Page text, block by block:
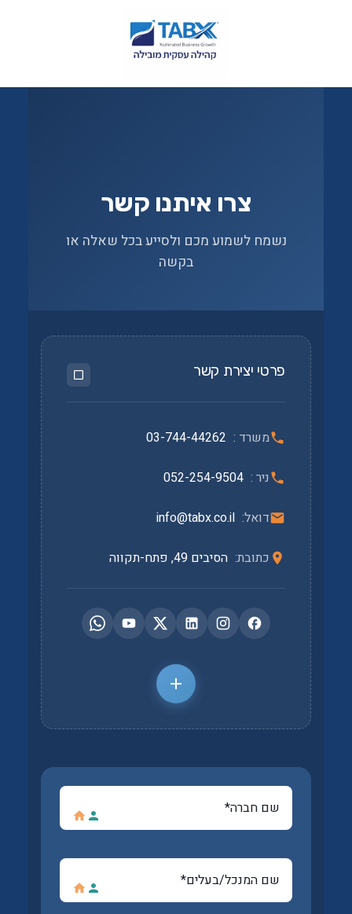
צרו איתנו קשר
נשמח לשמוע מכם ולסייע בכל שאלה או
בקשה
פרטי יצירת קשר
משרד : 03-744-44262
ניר : 052-254-9504
דואל: info@tabx.co.il
כתובת: הסיבים 49, פתח-תקווה